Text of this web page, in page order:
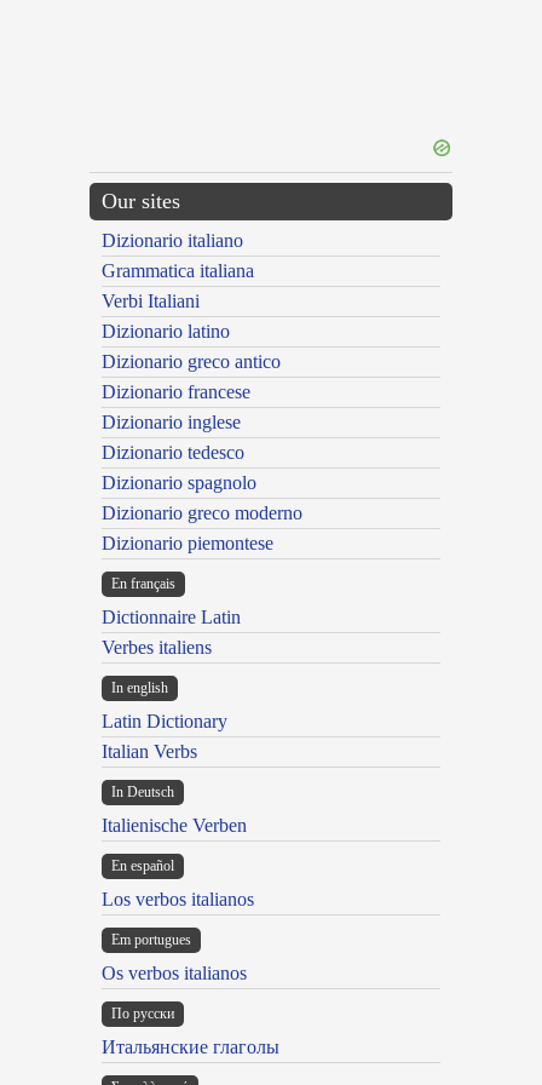
Our sites
Dizionario italiano
Grammatica italiana
Verbi Italiani
Dizionario latino
Dizionario greco antico
Dizionario francese
Dizionario inglese
Dizionario tedesco
Dizionario spagnolo
Dizionario greco moderno
Dizionario piemontese
En français
Dictionnaire Latin
Verbes italiens
In english
Latin Dictionary
Italian Verbs
In Deutsch
Italienische Verben
En español
Los verbos italianos
Em portugues
Os verbos italianos
По русски
Итальянские глаголы